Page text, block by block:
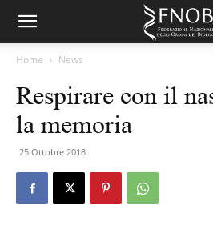
Home News
Respirare con il
la memoria
25 Ottobre 2018